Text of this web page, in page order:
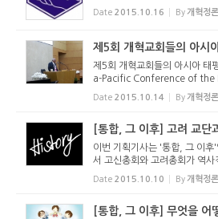
런데 이번 통합은 개교회 차원
고백과 신앙을 확인하다가 통
Date 2015.10.16 By 개혁정론
제5회 개혁교회들의 아시
제5회 개혁교회들의 아시아
a-Pacific Conference of the
RC) 손재익 객원기자 2015년
지 독립개신교회 안양강변교회
Date 2015.10.14 By 개혁정론
[통합, 그 이후] 고려 교단
이번 기획기사는 '통합, 그 이후
서 고신총회와 고려총회가 역
런데 이번 통합은 개교회 차원
고백과 신앙을 확인하다가 통
Date 2015.10.10 By 개혁정론
[통합, 그 이후] 무엇을 어